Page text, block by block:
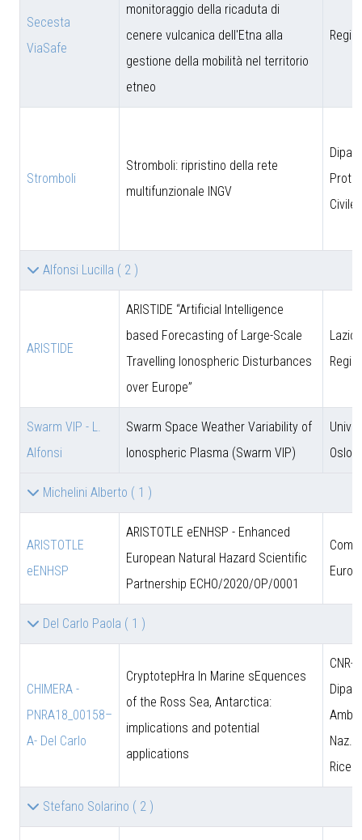
Secesta
ViaSafe
monitoraggio della ricaduta di
cenere vulcanica dell'Etna alla
gestione della mobilità nel territorio
etneo
Stromboli
Stromboli: ripristino della rete
multifunzionale INGV
Civile
Alfonsi Lucilla ( 2 )
ARISTIDE
ARISTIDE “Artificial Intelligence
based Forecasting of Large-Scale
Travelling Ionospheric Disturbances
over Europe”
Lazio
Swarm VIP - L.
Alfonsi
Swarm Space Weather Variability of
Ionospheric Plasma (Swarm VIP)
Oslo
Michelini Alberto ( 1 )
ARISTOTLE
eENHSP
ARISTOTLE eENHSP - Enhanced
European Natural Hazard Scientific
Partnership ECHO/2020/OP/0001
Del Carlo Paola ( 1 )
CHIMERA -
PNRA18_00158–
A- Del Carlo
CryptotepHra In Marine sEquences
of the Ross Sea, Antarctica:
implications and potential
applications
CNR-
Amb.
Naz.
Stefano Solarino ( 2 )